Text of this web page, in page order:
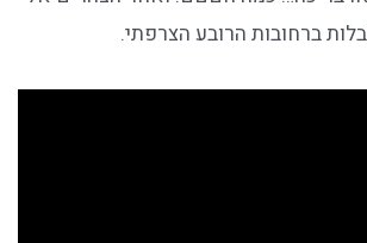
ברחובות הרובע הצרפתי.